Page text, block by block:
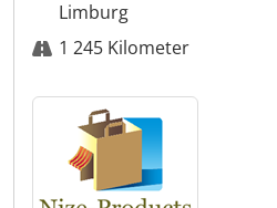
Limburg
1 245 Kilometer